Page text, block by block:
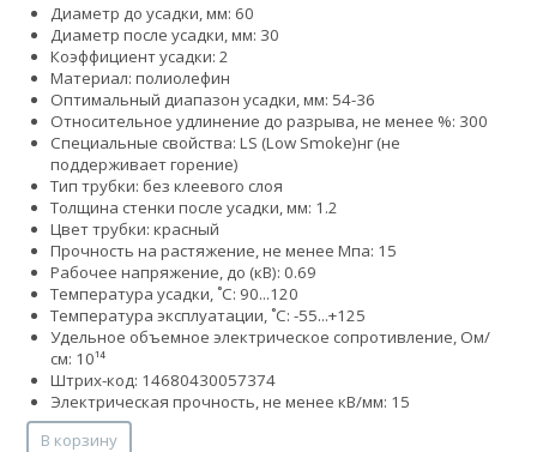
Диаметр до усадки, мм: 60
Диаметр после усадки, мм: 30
Коэффициент усадки: 2
Материал: полиолефин
Оптимальный диапазон усадки, мм: 54-36
Относительное удлинение до разрыва, не менее %: 300
Специальные свойства: LS (Low Smoke)нг (не
поддерживает горение)
Тип трубки: без клеевого слоя
Толщина стенки после усадки, мм: 1.2
Цвет трубки: красный
Прочность на растяжение, не менее Мпа: 15
Рабочее напряжение, до (кВ): 0.69
Температура усадки, ˚С: 90...120
Температура эксплуатации, ˚С: -55...+125
Удельное объемное электрическое сопротивление, Ом/
см: 10¹⁴
Штрих-код: 14680430057374
Электрическая прочность, не менее кВ/мм: 15
В корзину